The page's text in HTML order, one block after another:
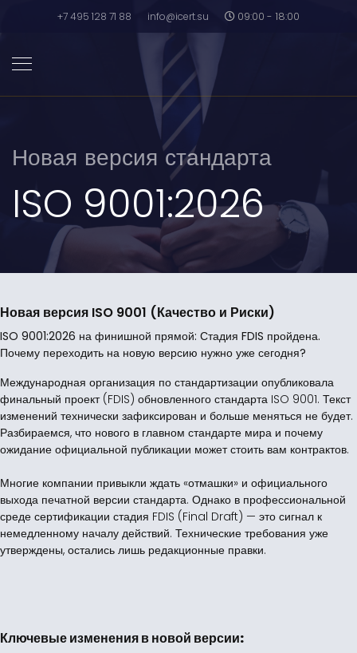
+7 495 128 71 88 info@icert.su 09:00 - 18:00
Новая версия стандарта
ISO 9001:2026
Новая версия ISO 9001 (Качество и Риски)
ISO 9001:2026 на финишной прямой: Стадия FDIS пройдена.
Почему переходить на новую версию нужно уже сегодня?
Международная организация по стандартизации опубликовала
финальный проект (FDIS) обновленного стандарта ISO 9001. Текст
изменений технически зафиксирован и больше меняться не будет.
Разбираемся, что нового в главном стандарте мира и почему
ожидание официальной публикации может стоить вам контрактов.
Многие компании привыкли ждать «отмашки» и официального
выхода печатной версии стандарта. Однако в профессиональной
среде сертификации стадия FDIS (Final Draft) — это сигнал к
немедленному началу действий. Технические требования уже
утверждены, остались лишь редакционные правки.
Ключевые изменения в новой версии: